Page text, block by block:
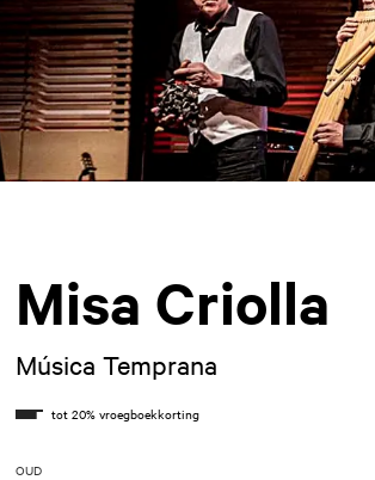
Misa Criolla
Música Temprana
OUD